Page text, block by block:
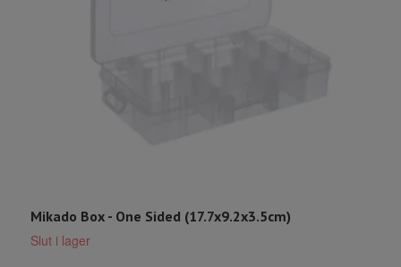
Mikado Box - One Sided (17.7x9.2x3.5cm)
Slut i lager